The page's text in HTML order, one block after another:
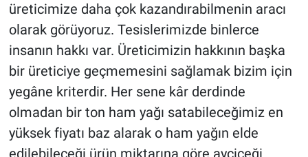
üreticimize daha çok kazandırabilmenin aracı
olarak görüyoruz. Tesislerimizde binlerce
insanın hakkı var. Üreticimizin hakkının başka
bir üreticiye geçmemesini sağlamak bizim için
yegâne kriterdir. Her sene kâr derdinde
olmadan bir ton ham yağı satabileceğimiz en
yüksek fiyatı baz alarak o ham yağın elde